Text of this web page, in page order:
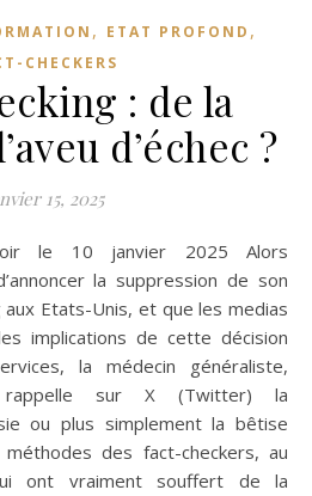
, ETAT PROFOND ,
CHECKERS
: de la
d’échec ?
15, 2025
la suppression de son
Etats-Unis, et que les medias
implications de cette décision
la médecin généraliste,
rappelle sur X (Twitter) la
ou plus simplement la bêtise
des fact-checkers, au
ont vraiment souffert de la